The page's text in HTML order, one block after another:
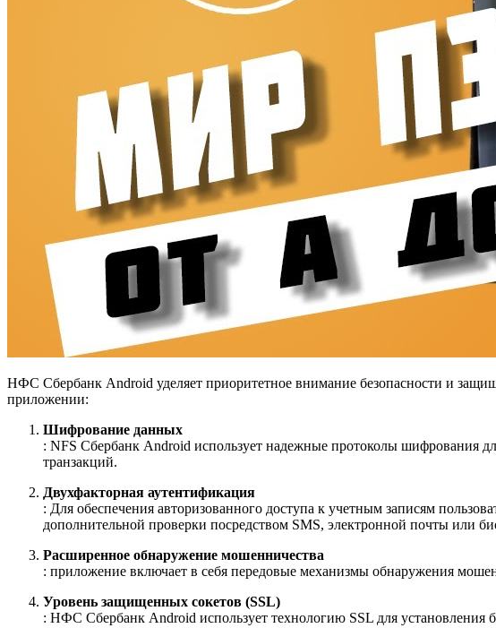
НФС Сбербанк Android уделяет приоритетное внимание безопасности и
приложении:
Шифрование данных
: NFS Сбербанк Android использует надежные протоколы шифрования
транзакций.
Двухфакторная аутентификация
: Для обеспечения авторизованного доступа к учетным записям
дополнительной проверки посредством SMS, электронной почты или
Расширенное обнаружение мошенничества
: приложение включает в себя передовые механизмы обнаружения
Уровень защищенных сокетов (SSL)
: НФС Сбербанк Android использует технологию SSL для установления